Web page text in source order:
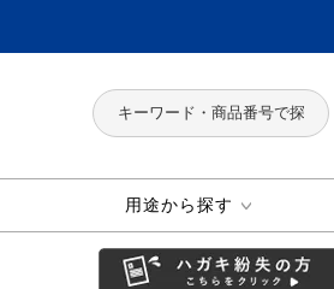
用途から探す